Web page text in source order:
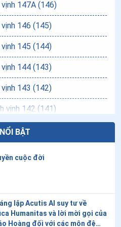
147A (146)
146 (145)
145 (144)
144 (143)
143 (142)
vịnh 142 (141)
vịnh 141 (140)
vịnh 139B (138)
vịnh 139A (138)
vịnh 138 (137)
BẬT
cuộc đời
lập Acutis AI suy tư về
Humanitas và lời mời gọi của
Hoàng đối với các môn đệ